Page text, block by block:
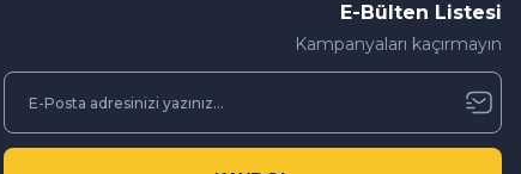
E-Bülten Listesi
Kampanyaları kaçırmayın